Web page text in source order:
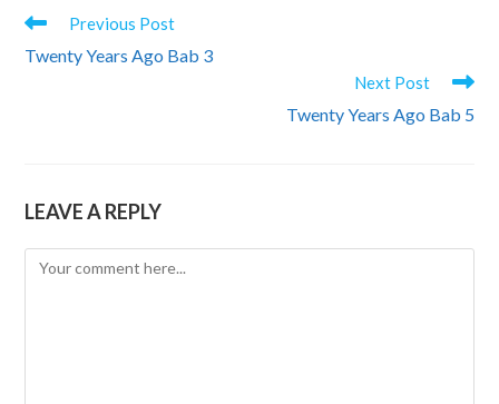
READ
ARTICLES
Previous Post
Twenty Years Ago Bab 3
Next Post
Twenty Years Ago Bab 5
LEAVE A REPLY
Comment